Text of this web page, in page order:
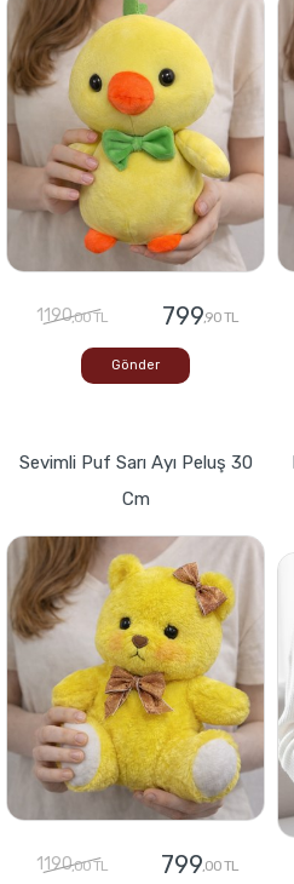
1190,00 TL 799,90 TL
Gönder
Sevimli Puf Sarı Ayı Peluş 30
Cm
1190,00 TL 799,00 TL